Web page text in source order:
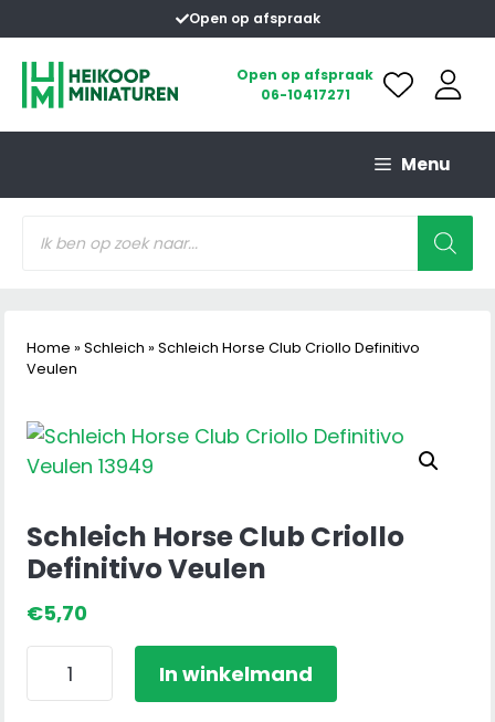
naar
inhoud
Open op afspraak
Open op afspraak
06-10417271
Menu
zoeken
Home » Schleich » Schleich Horse Club Criollo Definitivo
Veulen
Schleich Horse Club Criollo
Definitivo Veulen
€5,70
Schleich
Horse
In winkelmand